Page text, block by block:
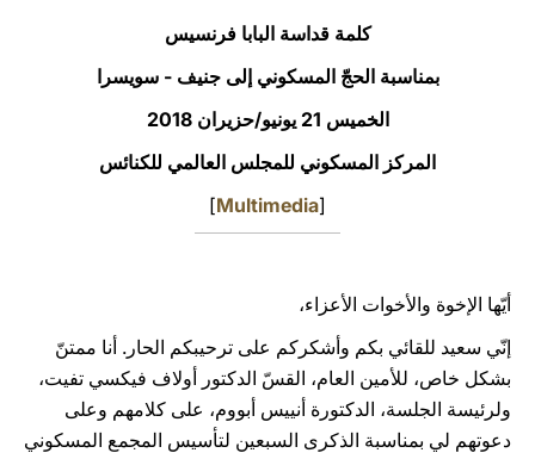
كلمة قداسة البابا فرنسيس
بمناسبة الحجّ المسكوني إلى جنيف - سويسرا
الخميس 21 يونيو/حزيران 2018
المركز المسكوني للمجلس العالمي للكنائس
[
Multimedia
]
أيّها الإخوة والأخوات الأعزاء،
إنّي سعيد للقائي بكم وأشكركم على ترحيبكم الحار. أنا ممتنّ
بشكل خاص، للأمين العام، القسّ الدكتور أولاف فيكسي تفيت،
ولرئيسة الجلسة، الدكتورة أنييس أبووم، على كلامهم وعلى
دعوتهم لي بمناسبة الذكرى السبعين لتأسيس المجمع المسكوني